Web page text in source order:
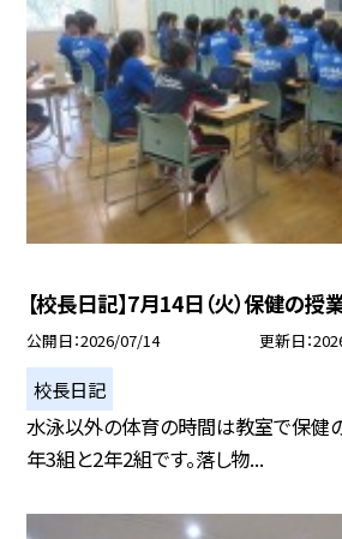
【校長日記】7月14日（火）保健の授
公開日 2026/07/14 更新日
校長日記
水泳以外の体育の時間は教室で保健
年3組と2年2組です。落し物...